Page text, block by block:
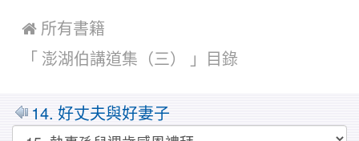
 所有書籍
「 澎湖伯講道集（三） 」目錄
14. 好丈夫與好妻子